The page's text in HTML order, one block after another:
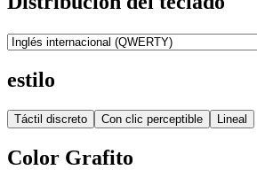
estilo
Táctil discreto Con clic perceptible Lineal
Color Grafito